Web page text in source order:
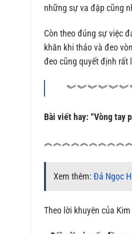
những sự va đập cũng
Còn theo đúng sự việc
khăn khi tháo và đeo
đeo cũng quyết định rất
Bài viết hay: “Vòng tay
Xem thêm:Đá Ngọc
Theo lời khuyên của